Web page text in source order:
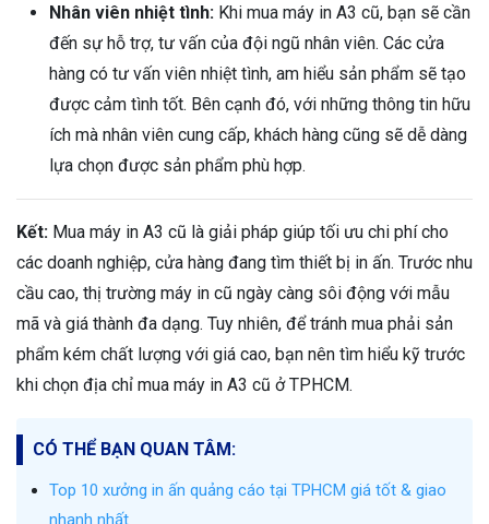
Nhân viên nhiệt tình: Khi mua máy in A3 cũ, bạn sẽ cần
đến sự hỗ trợ, tư vấn của đội ngũ nhân viên. Các cửa
hàng có tư vấn viên nhiệt tình, am hiểu sản phẩm sẽ tạo
được cảm tình tốt. Bên cạnh đó, với những thông tin hữu
ích mà nhân viên cung cấp, khách hàng cũng sẽ dễ dàng
lựa chọn được sản phẩm phù hợp.
Kết: Mua máy in A3 cũ là giải pháp giúp tối ưu chi phí cho
các doanh nghiệp, cửa hàng đang tìm thiết bị in ấn. Trước nhu
cầu cao, thị trường máy in cũ ngày càng sôi động với mẫu
mã và giá thành đa dạng. Tuy nhiên, để tránh mua phải sản
phẩm kém chất lượng với giá cao, bạn nên tìm hiểu kỹ trước
khi chọn địa chỉ mua máy in A3 cũ ở TPHCM.
CÓ THỂ BẠN QUAN TÂM:
Top 10 xưởng in ấn quảng cáo tại TPHCM giá tốt & giao
nhanh nhất